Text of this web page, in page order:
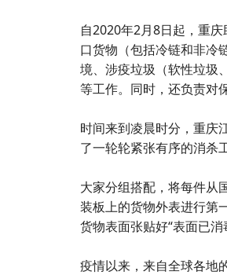
自2020年2月8日起，重
口货物（包括冷链和非冷
境、涉疫垃圾（软性垃圾
等工作。同时，还负责对
时间来到凌晨时分，重庆
了一轮轮紧张有序的消杀
大家分组搭配，将每件从
装板上的货物外表进行第
货物表面张贴好“表面已
疫情以来，来自全球各地